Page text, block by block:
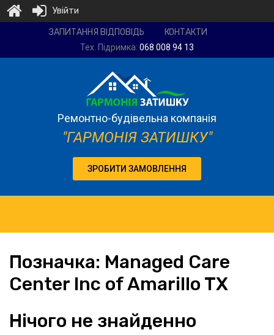
компанія
ЗАПИТАННЯ ВІДПОВІДЬ КОНТАКТИ
Тех. Підримка: 068 008 94 13
Ремонтно-будівельна компанія
"ГАРМОНІЯ ЗАТИШКУ"
ЗРОБИТИ ЗАМОВЛЕННЯ
Позначка: Managed Care
Center Inc of Amarillo TX
Нічого не знайденно
Увійти